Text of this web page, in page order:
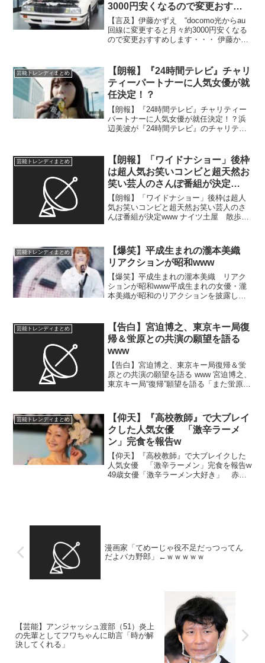
3000円安くなるので変更おすす
めします・・・
【言及】伊藤かずえ “docomo光からau
回線に変更すると月々約3000円安くなる
ので変更おすすめします・・・ 伊藤かず
麗」 2024年9月23日、俳優の伊藤...
芸能トレンディまとめ
【朗報】『24時間テレビ』チャリ
ティーパートナーに人気女優が就
任決定！？
【朗報】『24時間テレビ』チャリティー
パートナーに人気女優が就任決定！？浜
辺美波が『24時間テレビ』のチャリティ
「アブラマシマシ、ニンニクマシマ
シ」 仲良しAd...
芸能トレンディまとめ
【朗報】「ワイドナショー」後枠
は超人気お笑いコンビと超天然お
笑い芸人のさんぽ番組が決定
www
【朗報】「ワイドナショー」後枠は超人
気お笑いコンビと超天然お笑い芸人のさ
んぽ番組が決定www ナイツ土屋 散歩番
に」 …されるもの。出演はサンドウィッ
チマンと狩野英孝で...
芸能トレンディまとめ
【爆笑】平成生まれの瀧本美織
リアクションが昭和www
【爆笑】平成生まれの瀧本美織 リアク
ションが昭和www平成生まれの女優・瀧
本美織が昭和のリアクションを披露し、
て』瀧本美織の洗脳術に溺れる“激重妻”に
視聴者ドン引き…...
芸能トレンディまとめ
【告白】宮迫博之、東京キー局復
帰＆蛍原との共演の願望を語る
www
【告白】宮迫博之、東京キー局復帰＆蛍
原との共演の願望を語る www 宮迫博之、
東京キー局“復帰”願望を語る「また蛍原さ
出演し、地上波復帰について語る場面が
あった。 ...
芸能トレンディまとめ
【仰天】『高校教師』で大ブレイ
クした人気女優 「激辛ラーメ
ン」完食を報告w
【仰天】『高校教師』で大ブレイクした
人気女優 「激辛ラーメン」完食を報告w
49歳女優「激辛ラーメン大好き」 赤黒
漫画家「てめーじゃ役不足だっつってん
だよバカ野郎」←ｗｗｗｗｗ
【芸能】アンジャッシュ渡部（51）炎上
の先輩としてフワちゃんに助言「時が解
決してくれる」